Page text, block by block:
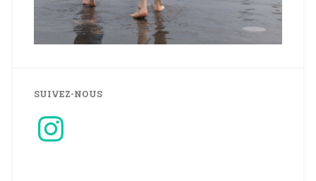
SUIVEZ-NOUS
Instagram